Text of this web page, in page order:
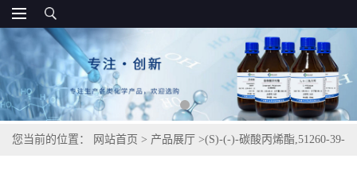
您当前的位置： 网站首页 > 产品展厅 >(S)-(-)-碳酸丙烯酯,51260-39-